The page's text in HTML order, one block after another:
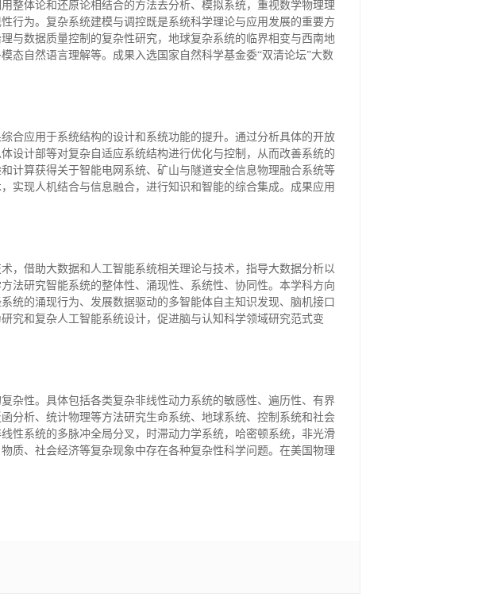
整体论和还原论相结合的方法去分析、模拟系统，重视数学物理理
行为。复杂系统建模与调控既是系统科学理论与应用发展的重要方
与数据质量控制的复杂性研究，地球复杂系统的临界相变与西南地
态自然语言理解等。成果入选国家自然科学基金委“双清论坛”大数
合应用于系统结构的设计和系统功能的提升。通过分析具体的开放
设计部等对复杂自适应系统结构进行优化与控制，从而改善系统的
计算获得关于智能电网系统、矿山与隧道安全信息物理融合系统等
实现人机结合与信息融合，进行知识和智能的综合集成。成果应用
，借助大数据和人工智能系统相关理论与技术，指导大数据分析以
法研究智能系统的整体性、涌现性、系统性、协同性。本学科方向
统的涌现行为、发展数据驱动的多智能体自主知识发现、脑机接口
究和复杂人工智能系统设计，促进脑与认知科学领域研究范式变
杂性。具体包括各类复杂非线性动力系统的敏感性、遍历性、有界
分析、统计物理等方法研究生命系统、地球系统、控制系统和社会
性系统的多脉冲全局分叉，时滞动力学系统，哈密顿系统，非光滑
质、社会经济等复杂现象中存在各种复杂性科学问题。在美国物理